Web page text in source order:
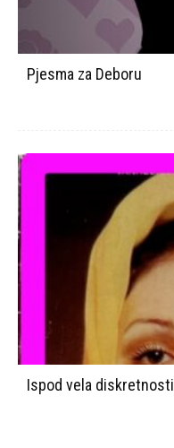
Pjesma za Deboru
Ispod vela diskretnosti